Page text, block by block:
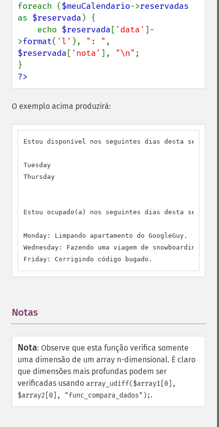
foreach ($meuCalendario->
as $reservada ) {
    echo
$reservada [ 'data' ]-
>format( 'l' ), ": "
$reservada [ 'nota' ], "\n" ;
?>
O exemplo acima produzirá:
Estou disponível nos seguintes dias desta
Tuesday
Thursday
Estou ocupado(a) nos seguintes dias desta
Monday: Limpando apartamento do GoogleGuy.
Wednesday: Fazendo uma viagem de snowboarding.
Friday: Corrigindo código bugado.
Notas
Nota: Observe que esta função verifica somente
uma dimensão de um array n-dimensional. É claro
que dimensões mais profundas podem ser
verificadas usando array_udiff($array1[0],
$array2[0], "func_compara_dados");.